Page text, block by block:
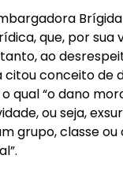
que, por sua
ao
citou conceito
qual “o dano
ou seja,
grupo, classe